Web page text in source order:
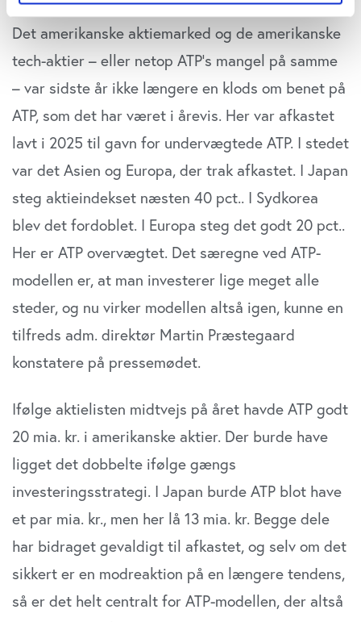
Hvis du tillader det, vil vi også gerne:
Indsamle præcise oplysninger om din placering,
Identificere din enhed baseret på en scanning af
dens unikke karakteristika (fingerprinting)
Dine valg anvendes på hele websitet.
Vi bruger cookies til at tilpasse vores indhold og
annoncer, til at vise dig funktioner til sociale medier og til
at analysere vores trafik. Vi deler også oplysninger om
din brug af vores website med vores partnere inden for
sociale medier, annonceringspartnere og
analysepartnere. Vores partnere kan kombinere disse
data med andre oplysninger, du har givet dem, eller som
de har indsamlet fra din brug af deres tjenester. Du
samtykker til vores cookies, hvis du fortsætter med at
Det amerikanske aktiemarked og de amerikanske
tech-aktier – eller netop ATP’s mangel på samme
– var sidste år ikke længere en klods om benet på
ATP, som det har været i årevis. Her var afkastet
lavt i 2025 til gavn for undervægtede ATP. I stedet
var det Asien og Europa, der trak afkastet. I Japan
steg aktieindekset næsten 40 pct.. I Sydkorea
blev det fordoblet. I Europa steg det godt 20 pct..
Her er ATP overvægtet. Det særegne ved ATP-
modellen er, at man investerer lige meget alle
steder, og nu virker modellen altså igen, kunne en
tilfreds adm. direktør Martin Præstegaard
konstatere på pressemødet.
Ifølge aktielisten midtvejs på året havde ATP godt
20 mia. kr. i amerikanske aktier. Der burde have
ligget det dobbelte ifølge gængs
investeringsstrategi. I Japan burde ATP blot have
et par mia. kr., men her lå 13 mia. kr. Begge dele
har bidraget gevaldigt til afkastet, og selv om det
sikkert er en modreaktion på en længere tendens,
så er det helt centralt for ATP-modellen, der altså